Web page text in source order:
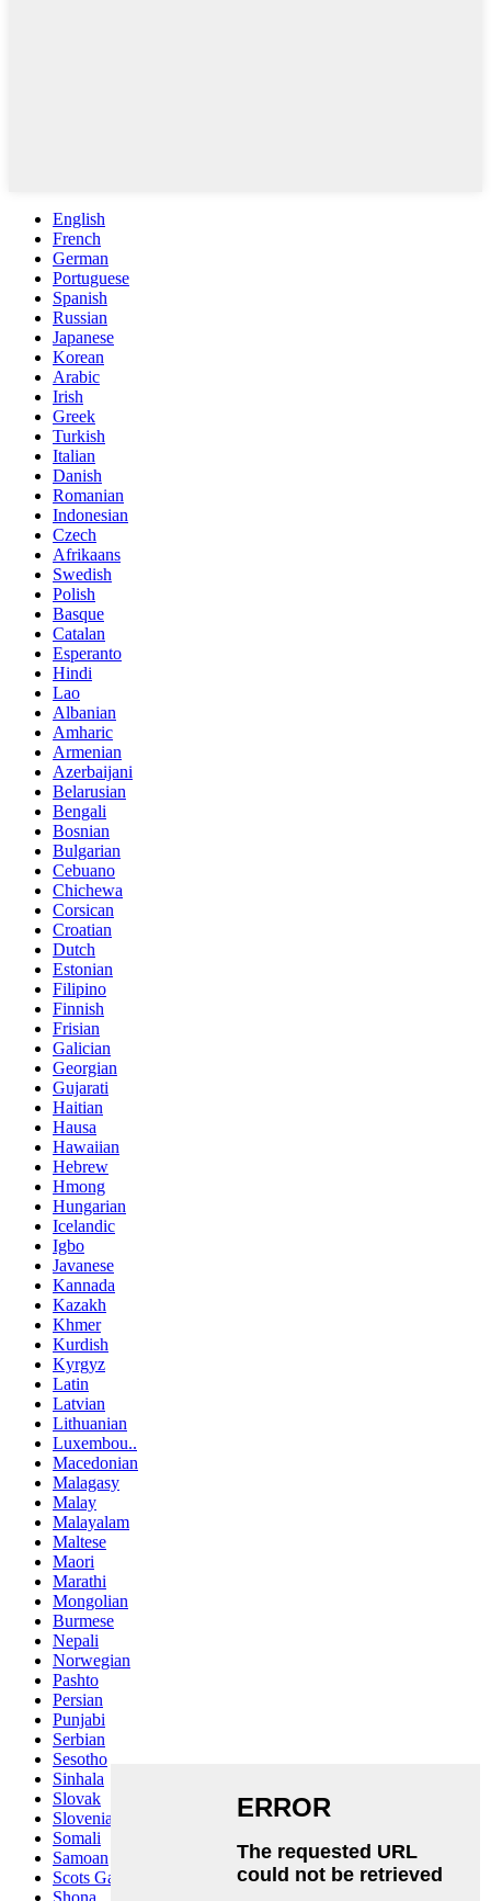
English
French
German
Portuguese
Spanish
Russian
Japanese
Korean
Arabic
Irish
Greek
Turkish
Italian
Danish
Romanian
Indonesian
Czech
Afrikaans
Swedish
Polish
Basque
Catalan
Esperanto
Hindi
Lao
Albanian
Amharic
Armenian
Azerbaijani
Belarusian
Bengali
Bosnian
Bulgarian
Cebuano
Chichewa
Corsican
Croatian
Dutch
Estonian
Filipino
Finnish
Frisian
Galician
Georgian
Gujarati
Haitian
Hausa
Hawaiian
Hebrew
Hmong
Hungarian
Icelandic
Igbo
Javanese
Kannada
Kazakh
Khmer
Kurdish
Kyrgyz
Latin
Latvian
Lithuanian
Luxembou..
Macedonian
Malagasy
Malay
Malayalam
Maltese
Maori
Marathi
Mongolian
Burmese
Nepali
Norwegian
Pashto
Persian
Punjabi
Serbian
Sesotho
Sinhala
Slovak
Slovenian
Somali
Samoan
Scots Gaelic